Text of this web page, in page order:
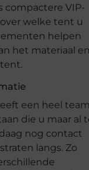
compactere VIP-
welke tent u
helpen
het materiaal
een heel
die u maar al
nog contact
langs. Zo